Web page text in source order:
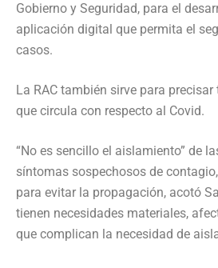
Gobierno y Seguridad, para el
aplicación digital que permita el
casos.
La RAC también sirve para
que circula con respecto al Covid.
“No es sencillo el aislamiento” de
síntomas sospechosos de
para evitar la propagación, acotó
tienen necesidades materiales,
que complican la necesidad de